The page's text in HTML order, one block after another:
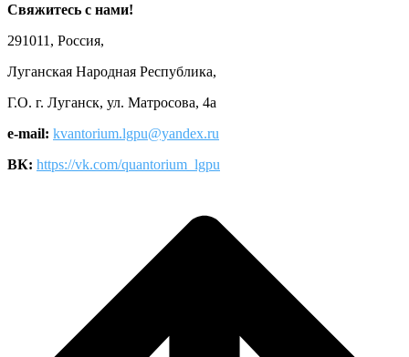
Свяжитесь с нами!
291011, Россия,
Луганская Народная Республика,
Г.О. г. Луганск, ул. Матросова, 4а
e-mail: kvantorium.lgpu@yandex.ru
ВК: https://vk.com/quantorium_lgpu